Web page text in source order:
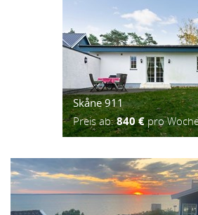
Skåne 911
Preis ab:840 €pro